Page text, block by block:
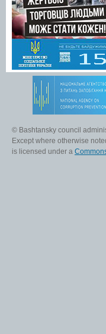
© Bashtansky council
Except where otherwise
is licensed under a